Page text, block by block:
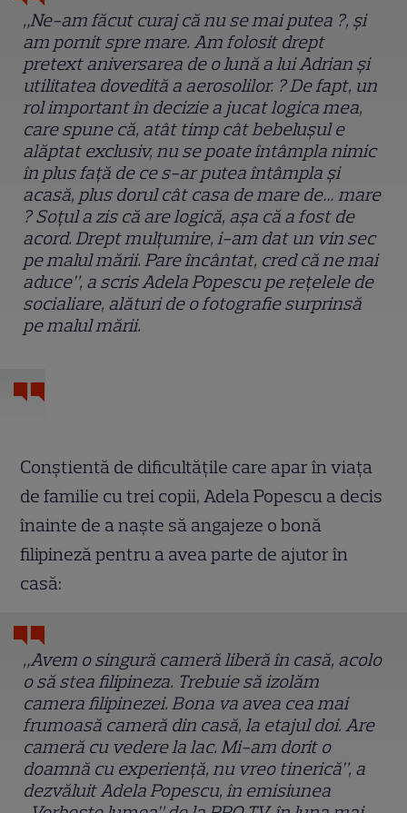
„Ne-am făcut curaj că nu se mai putea ?, și
am pornit spre mare. Am folosit drept
pretext aniversarea de o lună a lui Adrian și
utilitatea dovedită a aerosolilor. ? De fapt, un
rol important în decizie a jucat logica mea,
care spune că, atât timp cât bebelușul e
alăptat exclusiv, nu se poate întâmpla nimic
în plus față de ce s-ar putea întâmpla și
acasă, plus dorul cât casa de mare de… mare
? Soțul a zis că are logică, așa că a fost de
acord. Drept mulțumire, i-am dat un vin sec
pe malul mării. Pare încântat, cred că ne mai
aduce”, a scris Adela Popescu pe rețelele de
socialiare, alături de o fotografie surprinsă
pe malul mării.
Conștientă de dificultățile care apar în viața
de familie cu trei copii, Adela Popescu a decis
înainte de a naște să angajeze o bonă
filipineză pentru a avea parte de ajutor în
casă:
„Avem o singură cameră liberă în casă, acolo
o să stea filipineza. Trebuie să izolăm
camera filipinezei. Bona va avea cea mai
frumoasă cameră din casă, la etajul doi. Are
cameră cu vedere la lac. Mi-am dorit o
doamnă cu experiență, nu vreo tinerică”, a
dezvăluit Adela Popescu, în emisiunea